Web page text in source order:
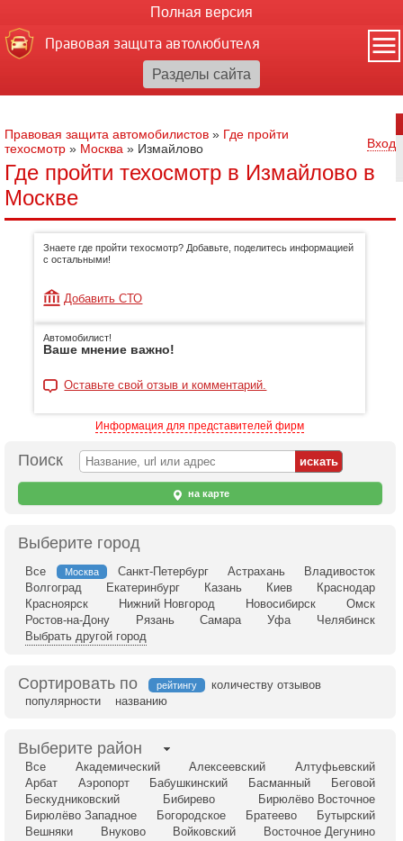
Полная версия
Правовая защита автолюбителя
Правовая защита автомобилистов » Где пройти
техосмотр » Москва » Измайлово Вход
Где пройти техосмотр в Измайлово в
Москве
Знаете где пройти техосмотр? Добавьте, поделитесь информацией
с остальными!
Добавить СТО
Автомобилист!
Ваше мнение важно!
Оставьте свой отзыв и комментарий.
Информация для представителей фирм
Поиск
на карте
Выберите город
Все Москва Санкт-Петербург Астрахань
Владивосток
Волгоград
Екатеринбург Казань Киев
Краснодар
Красноярск
Нижний Новгород Новосибирск
Омск
Ростов-на-Дону
Рязань Самара Уфа
Челябинск
Выбрать другой город
Сортировать по рейтингу
количеству отзывов
популярности
названию
Выберите район
Все Академический Алексеевский
Алтуфьевский
Арбат
Аэропорт Бабушкинский Басманный
Беговой
Бескудниковский
Бибирево
Бирюлёво Восточное
Бирюлёво Западное
Богородское Братеево
Бутырский
Вешняки
Внуково Войковский
Восточное Дегунино